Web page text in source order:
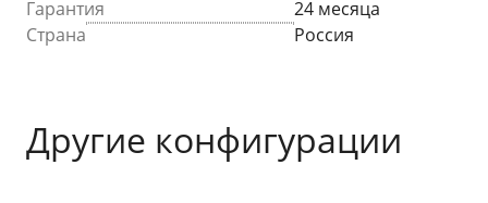
Гарантия
24 месяца
Страна
Россия
Другие конфигурации